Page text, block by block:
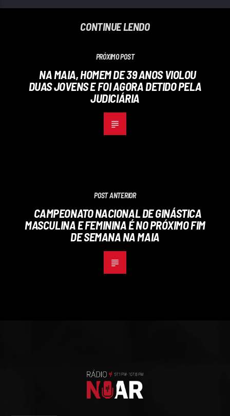
CONTINUE LENDO
PRÓXIMO POST
NA MAIA, HOMEM DE 39 ANOS VIOLOU
DUAS JOVENS E FOI AGORA DETIDO PELA
JUDICIÁRIA
POST ANTERIOR
CAMPEONATO NACIONAL DE GINÁSTICA
MASCULINA E FEMININA É NO PRÓXIMO FIM
DE SEMANA NA MAIA